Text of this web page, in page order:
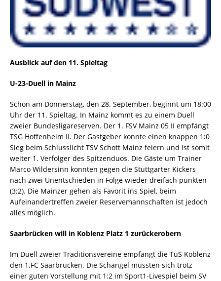
Ausblick auf den 11. Spieltag
U-23-Duell in Mainz
Schon am Donnerstag, den 28. September, beginnt um 18:00
Uhr der 11. Spieltag. In Mainz kommt es zu einem Duell
zweier Bundesligareserven. Der 1. FSV Mainz 05 II empfängt
TSG Hoffenheim II. Der Gastgeber konnte einen knappen 1:0
Sieg beim Schlusslicht TSV Schott Mainz feiern und ist somit
weiter 1. Verfolger des Spitzenduos. Die Gäste um Trainer
Marco Wildersinn konnten gegen die Stuttgarter Kickers
nach zwei Unentschieden in Folge wieder dreifach punkten
(3:2). Die Mainzer gehen als Favorit ins Spiel, beim
Aufeinandertreffen zweier Reservemannschaften ist jedoch
alles möglich.
Saarbrücken will in Koblenz Platz 1 zurückerobern
Im Duell zweier Traditionsvereine empfängt die TuS Koblenz
den 1.FC Saarbrücken. Die Schängel mussten sich trotz
einer guten Vorstellung mit 1:2 im Sport1-Livespiel beim SV